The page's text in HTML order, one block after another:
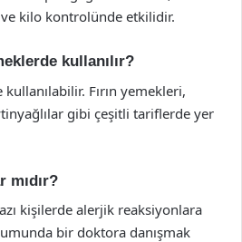
kilo kontrolünde etkilidir.
kullanılır?
Fırın yemekleri,
gibi çeşitli tariflerde yer
mıdır?
kişilerde alerjik reaksiyonlara
bir doktora danışmak